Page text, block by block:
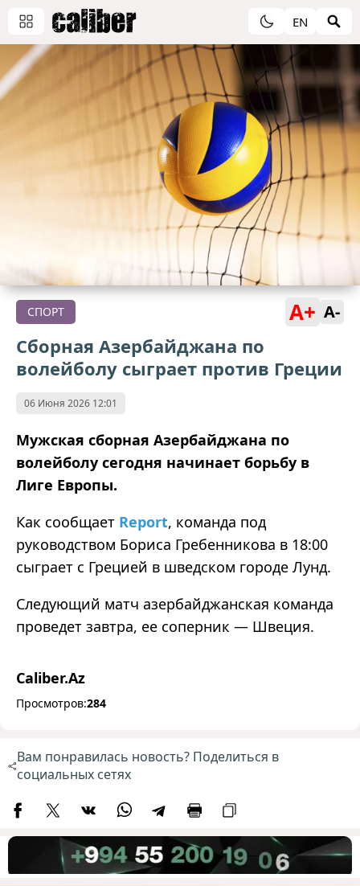
EN
СПОРТ A+ A-
Сборная Азербайджана по
волейболу сыграет против Греции
06 Июня 2026 12:01
Мужская сборная Азербайджана по
волейболу сегодня начинает борьбу в
Лиге Европы.
Как сообщает Report, команда под
руководством Бориса Гребенникова в 18:00
сыграет с Грецией в шведском городе Лунд.
Следующий матч азербайджанская команда
проведет завтра, ее соперник — Швеция.
Caliber.Az
Просмотров:284
Вам понравилась новость? Поделиться в
социальных сетях